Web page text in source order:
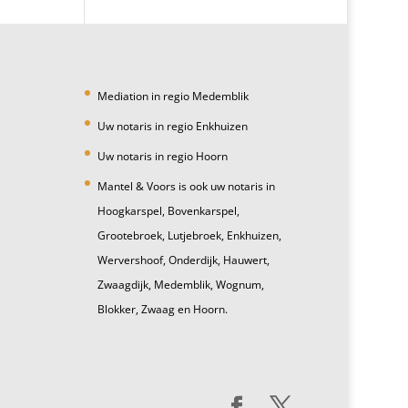
Mediation in regio Medemblik
Uw notaris in regio Enkhuizen
Uw notaris in regio Hoorn
Mantel & Voors is ook uw notaris in
Hoogkarspel, Bovenkarspel,
Grootebroek, Lutjebroek, Enkhuizen,
Wervershoof, Onderdijk, Hauwert,
Zwaagdijk, Medemblik, Wognum,
Blokker, Zwaag en Hoorn.